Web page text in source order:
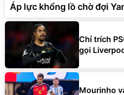
Áp lực khổng lồ chờ đợi
Chỉ trích
gọi
Mourinho